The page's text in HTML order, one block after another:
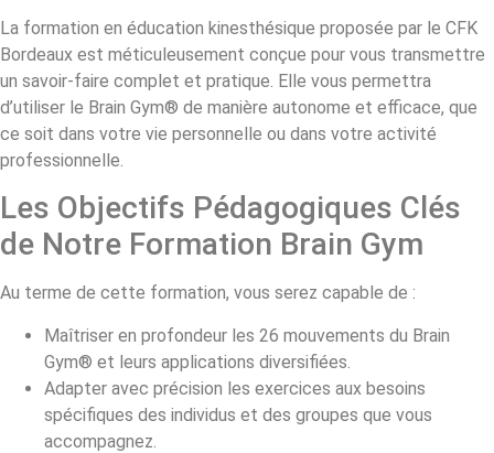
La formation en éducation kinesthésique proposée par le CFK
Bordeaux est méticuleusement conçue pour vous transmettre
un savoir-faire complet et pratique. Elle vous permettra
d’utiliser le Brain Gym® de manière autonome et efficace, que
ce soit dans votre vie personnelle ou dans votre activité
professionnelle.
Les Objectifs Pédagogiques Clés
de Notre Formation Brain Gym
Au terme de cette formation, vous serez capable de :
Maîtriser en profondeur les 26 mouvements du Brain
Gym® et leurs applications diversifiées.
Adapter avec précision les exercices aux besoins
spécifiques des individus et des groupes que vous
accompagnez.